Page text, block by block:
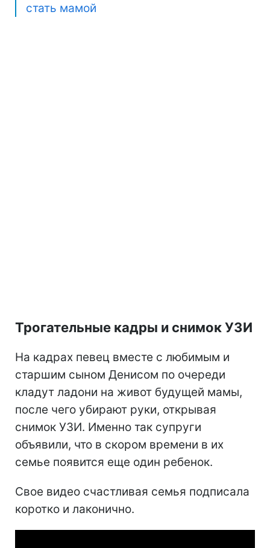
стать мамой
Трогательные кадры и снимок УЗИ
На кадрах певец вместе с любимым и
старшим сыном Денисом по очереди
кладут ладони на живот будущей мамы,
после чего убирают руки, открывая
снимок УЗИ. Именно так супруги
объявили, что в скором времени в их
семье появится еще один ребенок.
Свое видео счастливая семья подписала
коротко и лаконично.